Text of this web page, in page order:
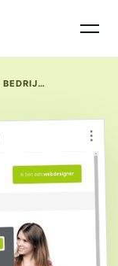
WEBDESIGN BEDRIJVEN VINDEN
⋮